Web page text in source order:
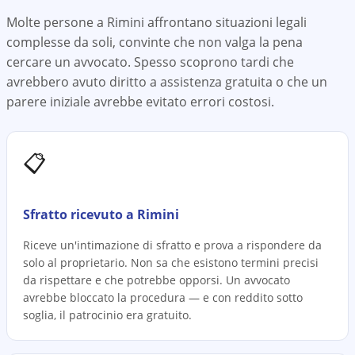
Molte persone a Rimini affrontano situazioni legali
complesse da soli, convinte che non valga la pena
cercare un avvocato. Spesso scoprono tardi che
avrebbero avuto diritto a assistenza gratuita o che un
parere iniziale avrebbe evitato errori costosi.
📋
Sfratto ricevuto a Rimini
Riceve un'intimazione di sfratto e prova a rispondere da
solo al proprietario. Non sa che esistono termini precisi
da rispettare e che potrebbe opporsi. Un avvocato
avrebbe bloccato la procedura — e con reddito sotto
soglia, il patrocinio era gratuito.